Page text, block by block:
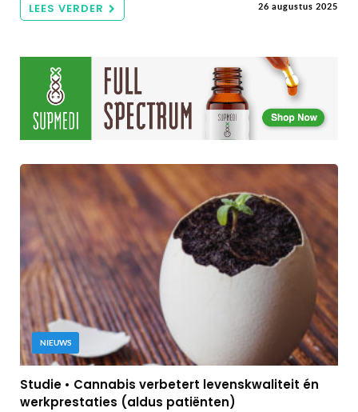
LEES VERDER 26 augustus 2025
NIEUWS
Studie • Cannabis verbetert levenskwaliteit én
werkprestaties (aldus patiënten)